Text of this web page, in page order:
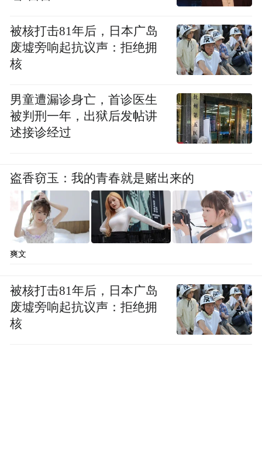
被核打击81年后，日本广岛
废墟旁响起抗议声：拒绝拥
核
男童遭漏诊身亡，首诊医生
被判刑一年，出狱后发帖讲
述接诊经过
盗香窃玉：我的青春就是赌出来的
爽文
被核打击81年后，日本广岛
废墟旁响起抗议声：拒绝拥
核